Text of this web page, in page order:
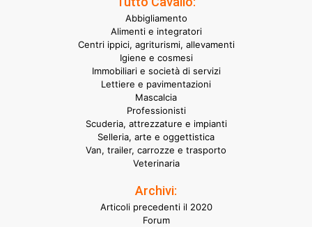
Abbigliamento
Alimenti e integratori
Centri ippici, agriturismi, allevamenti
Igiene e cosmesi
Immobiliari e società di servizi
Lettiere e pavimentazioni
Mascalcia
Professionisti
Scuderia, attrezzature e impianti
Selleria, arte e oggettistica
Van, trailer, carrozze e trasporto
Veterinaria
Archivi:
Articoli precedenti il 2020
Forum